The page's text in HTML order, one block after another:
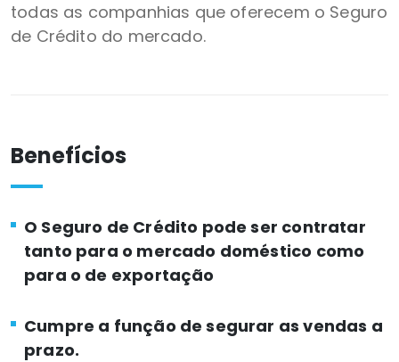
todas as companhias que oferecem o Seguro
de Crédito do mercado.
Benefícios
O Seguro de Crédito pode ser contratar
tanto para o mercado doméstico como
para o de exportação
Cumpre a função de segurar as vendas a
prazo.